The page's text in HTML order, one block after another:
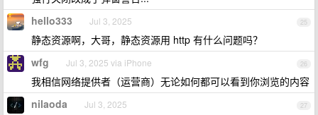
25
hello333 Jul 3, 2025
静态资源啊，大哥，静态资源用 http 有什么问题吗？
26
wfg Jul 3, 2025 via iPhone
我相信网络提供者（运营商）无论如何都可以看到你浏览的内容
27
nilaoda Jul 3, 2025